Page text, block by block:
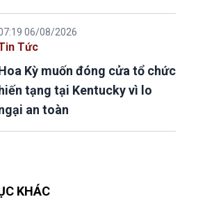
06/08/2026
Tức
Kỳ muốn đóng cửa tổ chức
hiến tạng tại Kentucky vì lo
an toàn
KHÁC